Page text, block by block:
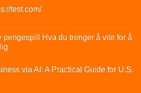
test.com/
pengespill Hva du trenger å vite for å
via AI: A Practical Guide for U.S.